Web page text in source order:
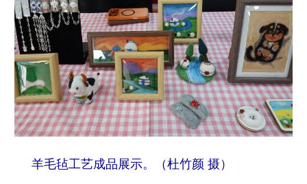
羊毛毡工艺成品展示。（杜竹颜 摄）